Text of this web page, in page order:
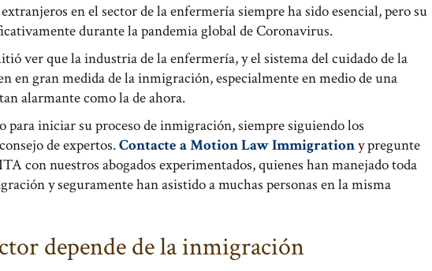
en el sector de la enfermería siempre ha sido esencial, pero su
durante la pandemia global de Coronavirus.
ver que la industria de la enfermería, y el sistema del cuidado de la
en gran medida de la inmigración, especialmente en medio de una
alarmante como la de ahora.
para iniciar su proceso de inmigración, siempre siguiendo los
de expertos.Contacte a Motion Law Immigrationy pregunte
con nuestros abogados experimentados, quienes han manejado toda
y seguramente han asistido a muchas personas en la misma
depende de la inmigración